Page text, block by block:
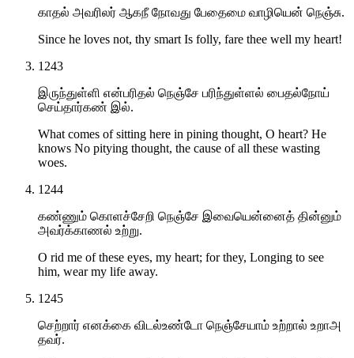
காதல் அவரிலர் ஆகநீ நோவது பேதைமை வாழியென் நெஞ்சு.
Since he loves not, thy smart Is folly, fare thee well my heart!
1243
இருந்துள்ளி என்பரிதல் நெஞ்சே பரிந்துள்ளல் பைதல்நோய்
செய்தார்கண் இல்.
What comes of sitting here in pining thought, O heart? He
knows No pitying thought, the cause of all these wasting
woes.
1244
கண்ணும் கொளச்சேறி நெஞ்சே இவையென்னைத் தின்னும்
அவர்க்காணல் உற்று.
O rid me of these eyes, my heart; for they, Longing to see
him, wear my life away.
1245
செற்றார் எனக்கை விடல்உண்டோ நெஞ்சேயாம் உற்றால் உறாஅ
தவர்.